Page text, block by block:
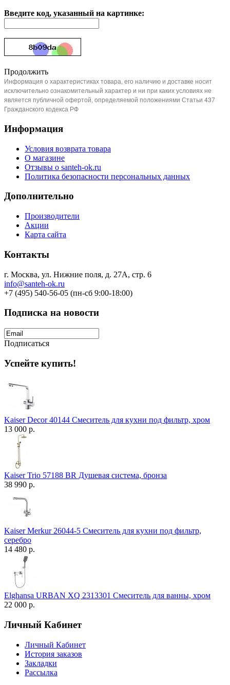
Введите код, указанный на картинке:
Продолжить
Информация о характеристиках товара, его наличию и доставке носит
исключительно ознакомительный характер и ни при каких условиях не
является публичной офертой, определяемой положениями Статьи 437
Гражданского кодекса РФ
Информация
Условия возврата товара
О магазине
Отзывы о santeh-ok.ru
Политика безопасности персональных данных
Дополнительно
Производители
Акции
Карта сайта
Контакты
г. Москва, ул. Нижние поля, д. 27А, стр. 6
info@santeh-ok.ru
+7 (495) 540-56-05 (пн-сб 9:00-18:00)
Подписка на новости
Подписаться
Успейте купить!
Kaiser Decor 40144 Смеситель для кухни под фильтр, хром
13 000 р.
Kaiser Trio 57188 BR Душевая система, бронза
38 990 р.
Kaiser Merkur 26044-5 Смеситель для кухни под фильтр,
серебро
14 480 р.
Elghansa URBAN XQ 2313301 Смеситель для ванны, хром
22 000 р.
Личный Кабинет
Личный Кабинет
История заказов
Закладки
Рассылка